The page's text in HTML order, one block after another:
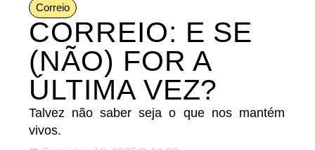
Correio
CORREIO: E SE
(NÃO) FOR A
ÚLTIMA VEZ?
Talvez não saber seja o que nos mantém
vivos.